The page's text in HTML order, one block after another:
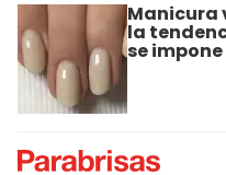
Manicura
la
se impone